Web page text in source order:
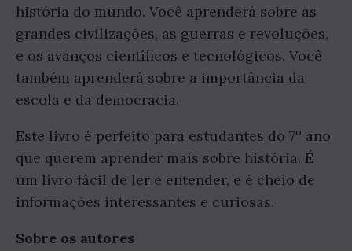
história do mundo. Você aprenderá sobre as
grandes civilizações, as guerras e revoluções,
e os avanços científicos e tecnológicos. Você
também aprenderá sobre a importância da
escola e da democracia.
Este livro é perfeito para estudantes do 7º ano
que querem aprender mais sobre história. É
um livro fácil de ler e entender, e é cheio de
informações interessantes e curiosas.
Sobre os autores